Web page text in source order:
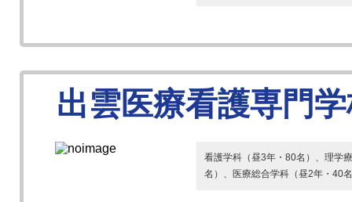
出雲医療看護専門
看護学科（昼3年・80名）、理学
名）、医療総合学科（昼2年・40